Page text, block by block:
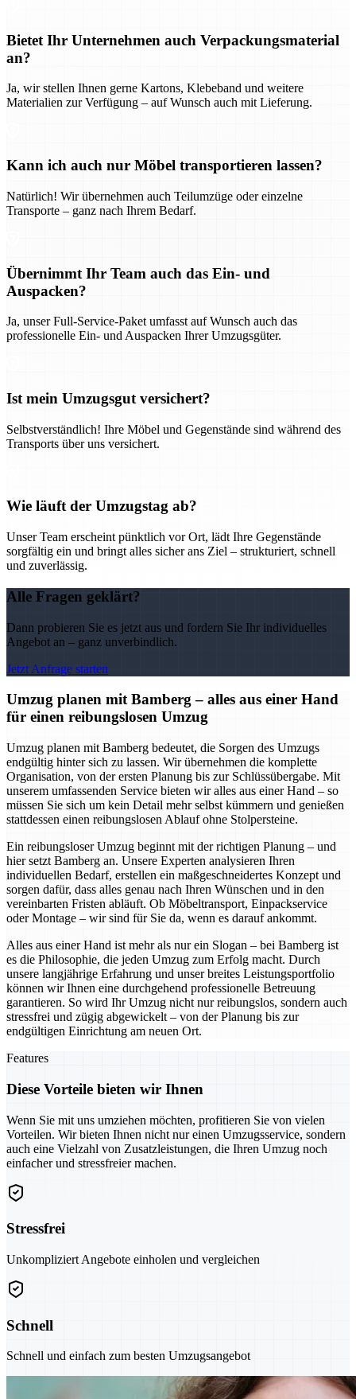
Bietet Ihr Unternehmen auch Verpackungsmaterial
an?
Ja, wir stellen Ihnen gerne Kartons, Klebeband und weitere
Materialien zur Verfügung – auf Wunsch auch mit Lieferung.
Kann ich auch nur Möbel transportieren lassen?
Natürlich! Wir übernehmen auch Teilumzüge oder einzelne
Transporte – ganz nach Ihrem Bedarf.
Übernimmt Ihr Team auch das Ein- und
Auspacken?
Ja, unser Full-Service-Paket umfasst auf Wunsch auch das
professionelle Ein- und Auspacken Ihrer Umzugsgüter.
Ist mein Umzugsgut versichert?
Selbstverständlich! Ihre Möbel und Gegenstände sind während des
Transports über uns versichert.
Wie läuft der Umzugstag ab?
Unser Team erscheint pünktlich vor Ort, lädt Ihre Gegenstände
sorgfältig ein und bringt alles sicher ans Ziel – strukturiert, schnell
und zuverlässig.
Alle Fragen geklärt?
Dann probieren Sie es jetzt aus und fordern Sie Ihr individuelles
Angebot an – ganz unverbindlich.
Jetzt Anfrage starten
Umzug planen mit Bamberg – alles aus einer Hand
für einen reibungslosen Umzug
Umzug planen mit Bamberg bedeutet, die Sorgen des Umzugs
endgültig hinter sich zu lassen. Wir übernehmen die komplette
Organisation, von der ersten Planung bis zur Schlüssübergabe. Mit
unserem umfassenden Service bieten wir alles aus einer Hand – so
müssen Sie sich um kein Detail mehr selbst kümmern und genießen
stattdessen einen reibungslosen Ablauf ohne Stolpersteine.
Ein reibungsloser Umzug beginnt mit der richtigen Planung – und
hier setzt Bamberg an. Unsere Experten analysieren Ihren
individuellen Bedarf, erstellen ein maßgeschneidertes Konzept und
sorgen dafür, dass alles genau nach Ihren Wünschen und in den
vereinbarten Fristen abläuft. Ob Möbeltransport, Einpackservice
oder Montage – wir sind für Sie da, wenn es darauf ankommt.
Alles aus einer Hand ist mehr als nur ein Slogan – bei Bamberg ist
es die Philosophie, die jeden Umzug zum Erfolg macht. Durch
unsere langjährige Erfahrung und unser breites Leistungsportfolio
können wir Ihnen eine durchgehend professionelle Betreuung
garantieren. So wird Ihr Umzug nicht nur reibungslos, sondern auch
stressfrei und zügig abgewickelt – von der Planung bis zur
endgültigen Einrichtung am neuen Ort.
Features
Diese Vorteile bieten wir Ihnen
Wenn Sie mit uns umziehen möchten, profitieren Sie von vielen
Vorteilen. Wir bieten Ihnen nicht nur einen Umzugsservice, sondern
auch eine Vielzahl von Zusatzleistungen, die Ihren Umzug noch
einfacher und stressfreier machen.
Stressfrei
Unkompliziert Angebote einholen und vergleichen
Schnell
Schnell und einfach zum besten Umzugsangebot